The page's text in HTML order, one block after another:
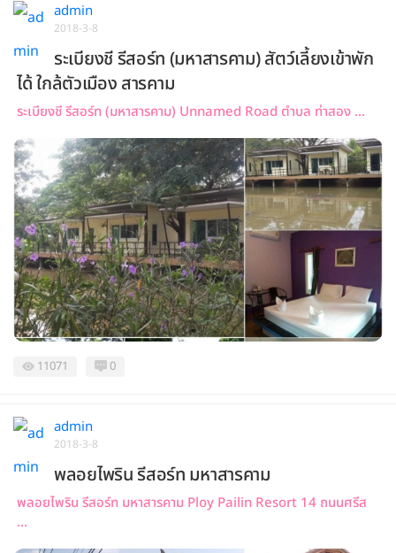
admin
2018-3-8
ระเบียงชี รีสอร์ท (มหาสารคาม) สัตว์เลี้ยงเข้าพัก
ได้ ใกล้ตัวเมือง สารคาม
ระเบียงชี รีสอร์ท (มหาสารคาม) Unnamed Road ตำบล ท่าสอง ...
11071 0
admin
2018-3-8
พลอยไพริน รีสอร์ท มหาสารคาม
พลอยไพริน รีสอร์ท มหาสารคาม Ploy Pailin Resort 14 ถนนศรีส
...